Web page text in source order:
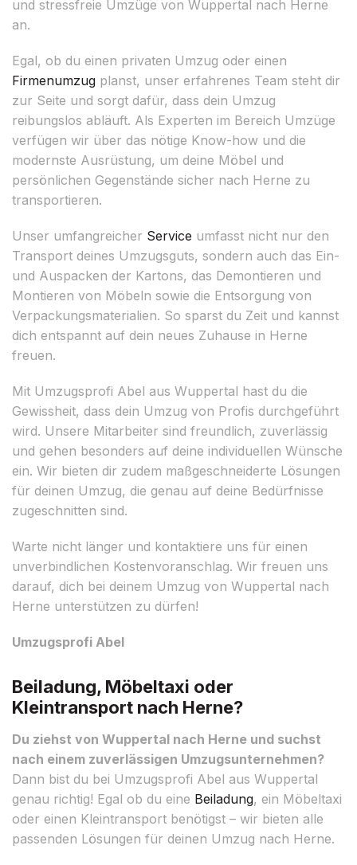
und stressfreie Umzüge von Wuppertal nach Herne
an.
Egal, ob du einen privaten Umzug oder einen
Firmenumzug planst, unser erfahrenes Team steht dir
zur Seite und sorgt dafür, dass dein Umzug
reibungslos abläuft. Als Experten im Bereich Umzüge
verfügen wir über das nötige Know-how und die
modernste Ausrüstung, um deine Möbel und
persönlichen Gegenstände sicher nach Herne zu
transportieren.
Unser umfangreicher Service umfasst nicht nur den
Transport deines Umzugsguts, sondern auch das Ein-
und Auspacken der Kartons, das Demontieren und
Montieren von Möbeln sowie die Entsorgung von
Verpackungsmaterialien. So sparst du Zeit und kannst
dich entspannt auf dein neues Zuhause in Herne
freuen.
Mit Umzugsprofi Abel aus Wuppertal hast du die
Gewissheit, dass dein Umzug von Profis durchgeführt
wird. Unsere Mitarbeiter sind freundlich, zuverlässig
und gehen besonders auf deine individuellen Wünsche
ein. Wir bieten dir zudem maßgeschneiderte Lösungen
für deinen Umzug, die genau auf deine Bedürfnisse
zugeschnitten sind.
Warte nicht länger und kontaktiere uns für einen
unverbindlichen Kostenvoranschlag. Wir freuen uns
darauf, dich bei deinem Umzug von Wuppertal nach
Herne unterstützen zu dürfen!
Umzugsprofi Abel
Beiladung, Möbeltaxi oder
Kleintransport nach Herne?
Du ziehst von Wuppertal nach Herne und suchst
nach einem zuverlässigen Umzugsunternehmen?
Dann bist du bei Umzugsprofi Abel aus Wuppertal
genau richtig! Egal ob du eine Beiladung, ein Möbeltaxi
oder einen Kleintransport benötigst – wir bieten alle
passenden Lösungen für deinen Umzug nach Herne.